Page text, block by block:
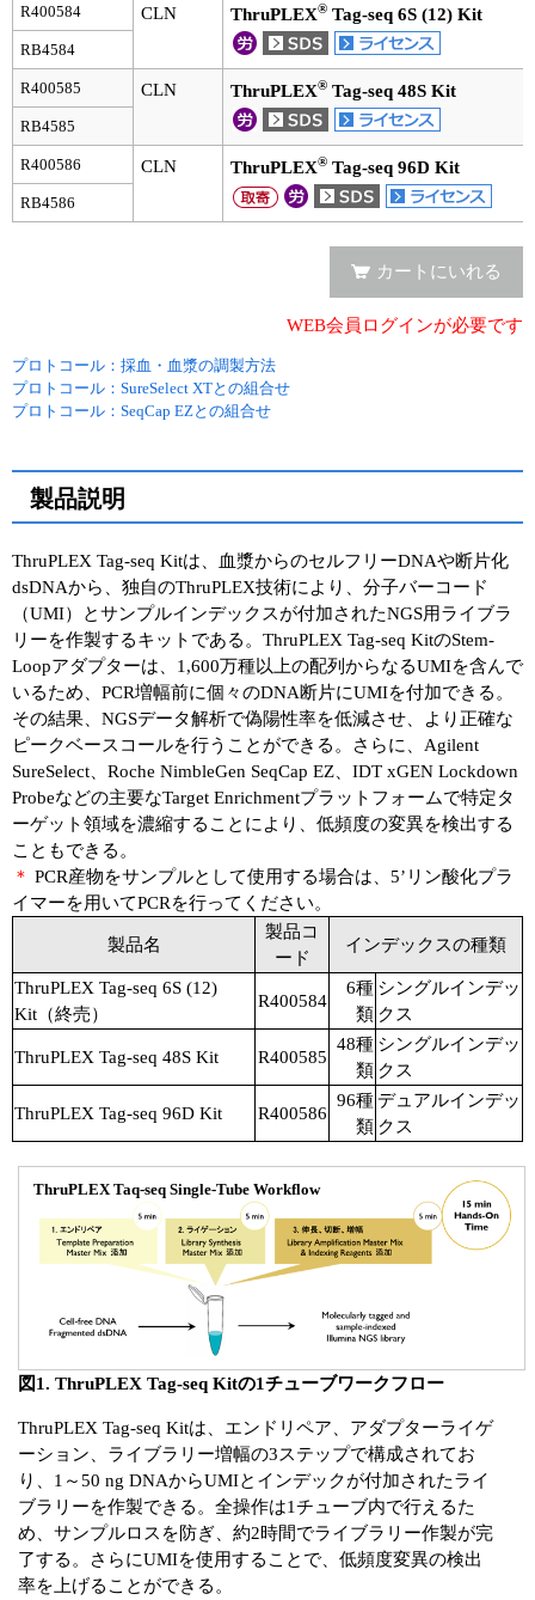
細胞選択ガイド
エピジェネティクス実験ガイド
RNAi実験ガイド
アプリケーションノート
Q&A
R400584 CLN ThruPLEX® Tag-seq 6S (12) Kit
RB4584
R400585 CLN ThruPLEX® Tag-seq 48S Kit
RB4585
R400586 CLN ThruPLEX® Tag-seq 96D Kit
RB4586
プロトコール：採血・血漿の調製方法
プロトコール：SureSelect XTとの組合せ
プロトコール：SeqCap EZとの組合せ
カートにいれる
WEB会員ログインが必要です
製品説明
ThruPLEX Tag-seq Kitは、血漿からのセルフリーDNAや断片化
dsDNAから、独自のThruPLEX技術により、分子バーコード
（UMI）とサンプルインデックスが付加されたNGS用ライブラ
リーを作製するキットである。ThruPLEX Tag-seq KitのStem-
Loopアダプターは、1,600万種以上の配列からなるUMIを含んで
いるため、PCR増幅前に個々のDNA断片にUMIを付加できる。
その結果、NGSデータ解析で偽陽性率を低減させ、より正確な
ピークベースコールを行うことができる。さらに、Agilent
SureSelect、Roche NimbleGen SeqCap EZ、IDT xGEN Lockdown
Probeなどの主要なTarget Enrichmentプラットフォームで特定タ
ーゲット領域を濃縮することにより、低頻度の変異を検出する
こともできる。
＊ PCR産物をサンプルとして使用する場合は、5’リン酸化プラ
イマーを用いてPCRを行ってください。
製品名
製品コ
ード
インデックスの種類
ThruPLEX Tag-seq 6S (12)
Kit（終売）
R400584
6種
類
シングルインデッ
クス
ThruPLEX Tag-seq 48S Kit R400585
48種
類
シングルインデッ
クス
ThruPLEX Tag-seq 96D Kit R400586
96種
類
デュアルインデッ
クス
ThruPLEX Taq-seq Single-Tube Workflow
図1. ThruPLEX Tag-seq Kitの1チューブワークフロー
ThruPLEX Tag-seq Kitは、エンドリペア、アダプターライゲ
ーション、ライブラリー増幅の3ステップで構成されてお
り、1～50 ng DNAからUMIとインデックが付加されたライ
ブラリーを作製できる。全操作は1チューブ内で行えるた
め、サンプルロスを防ぎ、約2時間でライブラリー作製が完
了する。さらにUMIを使用することで、低頻度変異の検出
率を上げることができる。